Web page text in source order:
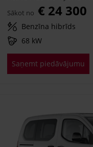
Sākot no € 24 300
Benzīna hibrīds
68 kW
Saņemt piedāvājumu